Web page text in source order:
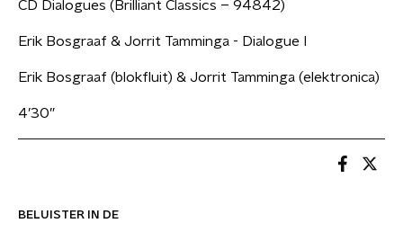
BELUISTER IN DE
CD Dialogues (Brilliant Classics ‎– 94842)
Erik Bosgraaf & Jorrit Tamminga - Dialogue I
Erik Bosgraaf (blokfluit) & Jorrit Tamminga (elektronica)
4’30”